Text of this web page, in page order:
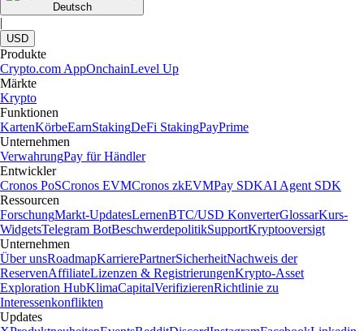
Deutsch
|
USD
Produkte
Crypto.com AppOnchainLevel Up
Märkte
Krypto
Funktionen
KartenKörbeEarnStakingDeFi StakingPayPrime
Unternehmen
VerwahrungPay für Händler
Entwickler
Cronos PoSCronos EVMCronos zkEVMPay SDKAI Agent SDK
Ressourcen
ForschungMarkt-UpdatesLernenBTC/USD KonverterGlossarKurs-
WidgetsTelegram BotBeschwerdepolitikSupportKryptooversigt
Unternehmen
Über unsRoadmapKarrierePartnerSicherheitNachweis der
ReservenAffiliateLizenzen & RegistrierungenKrypto-Asset
Exploration HubKlimaCapitalVerifizierenRichtlinie zu
Interessenkonflikten
Updates